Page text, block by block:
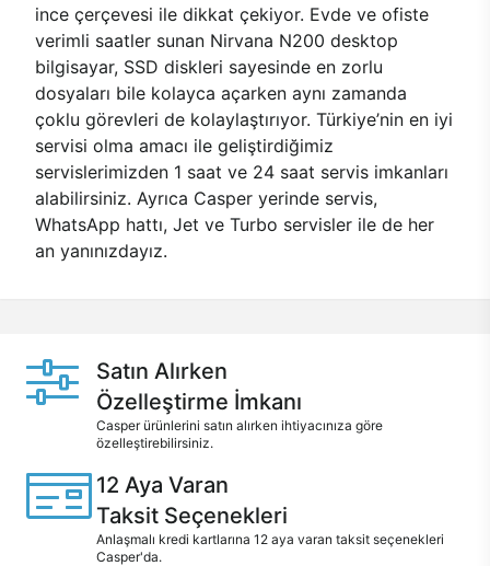
ince çerçevesi ile dikkat çekiyor. Evde ve ofiste
verimli saatler sunan Nirvana N200 desktop
bilgisayar, SSD diskleri sayesinde en zorlu
dosyaları bile kolayca açarken aynı zamanda
çoklu görevleri de kolaylaştırıyor. Türkiye’nin en iyi
servisi olma amacı ile geliştirdiğimiz
servislerimizden 1 saat ve 24 saat servis imkanları
alabilirsiniz. Ayrıca Casper yerinde servis,
WhatsApp hattı, Jet ve Turbo servisler ile de her
an yanınızdayız.
Satın Alırken
Özelleştirme İmkanı
Casper ürünlerini satın alırken ihtiyacınıza göre
özelleştirebilirsiniz.
12 Aya Varan
Taksit Seçenekleri
Anlaşmalı kredi kartlarına 12 aya varan taksit seçenekleri
Casper'da.